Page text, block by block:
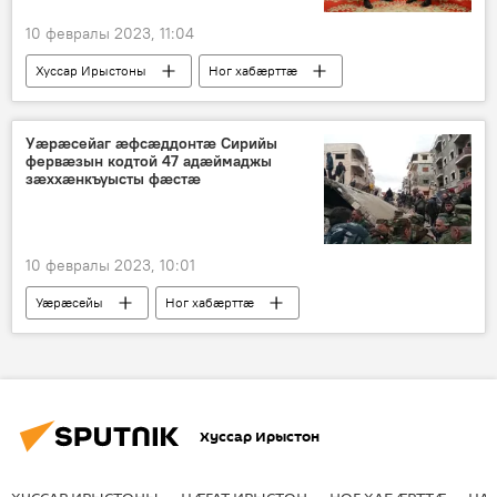
10 февралы 2023, 11:04
Хуссар Ирыстоны
Ног хабӕрттӕ
Гаглойты Алан
Уӕрӕсейы
Уæрæсейаг æфсæддонтæ Сирийы
фервæзын кодтой 47 адæймаджы
зæххæнкъуысты фæстæ
10 февралы 2023, 10:01
Уӕрӕсейы
Ног хабӕрттӕ
Сири
Турк Зæххæнкъуыст
Хуссар Ирыстон